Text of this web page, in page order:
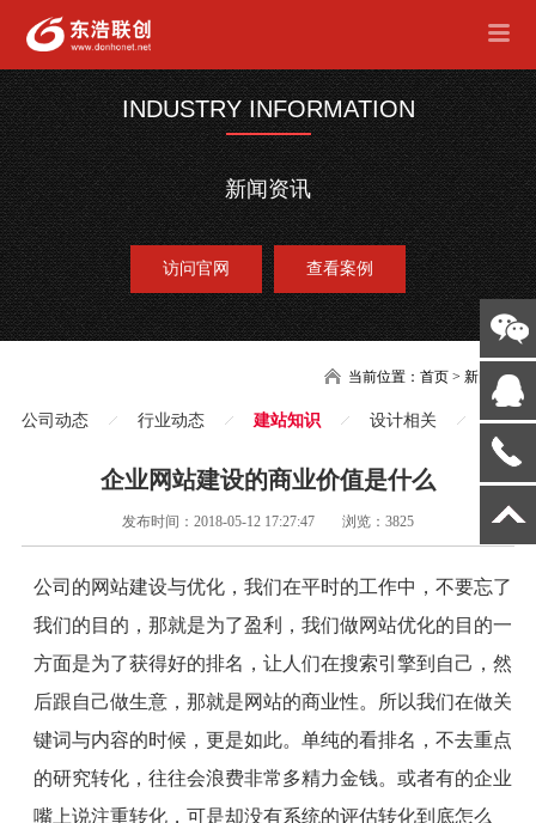
INDUSTRY INFORMATION
新闻资讯
访问官网 查看案例
当前位置：首页 >新闻
公司动态 行业动态 建站知识 设计相关
企业网站建设的商业价值是什么
发布时间：2018-05-12 17:27:47 浏览：3825
公司的网站建设与优化，我们在平时的工作中，不要忘了
我们的目的，那就是为了盈利，我们做网站优化的目的一
方面是为了获得好的排名，让人们在搜索引擎到自己，然
后跟自己做生意，那就是网站的商业性。所以我们在做关
键词与内容的时候，更是如此。单纯的看排名，不去重点
的研究转化，往往会浪费非常多精力金钱。或者有的企业
嘴上说注重转化，可是却没有系统的评估转化到底怎么